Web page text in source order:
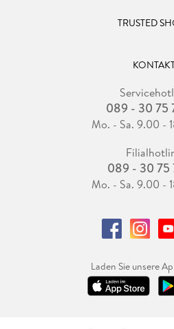
TRUSTED
089 - 30 75
Mo. - Sa. 9.00 -
089 - 30 75
Mo. - Sa. 9.00 -
Laden Sie unsere